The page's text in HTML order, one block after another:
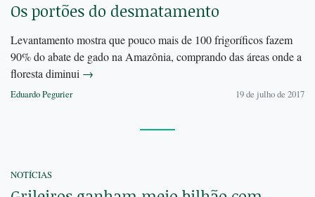
Os portões do desmatamento
Levantamento mostra que pouco mais de 100 frigoríficos fazem
90% do abate de gado na Amazônia, comprando das áreas onde a
floresta diminui →
Eduardo Pegurier 19 de julho de 2017
NOTÍCIAS